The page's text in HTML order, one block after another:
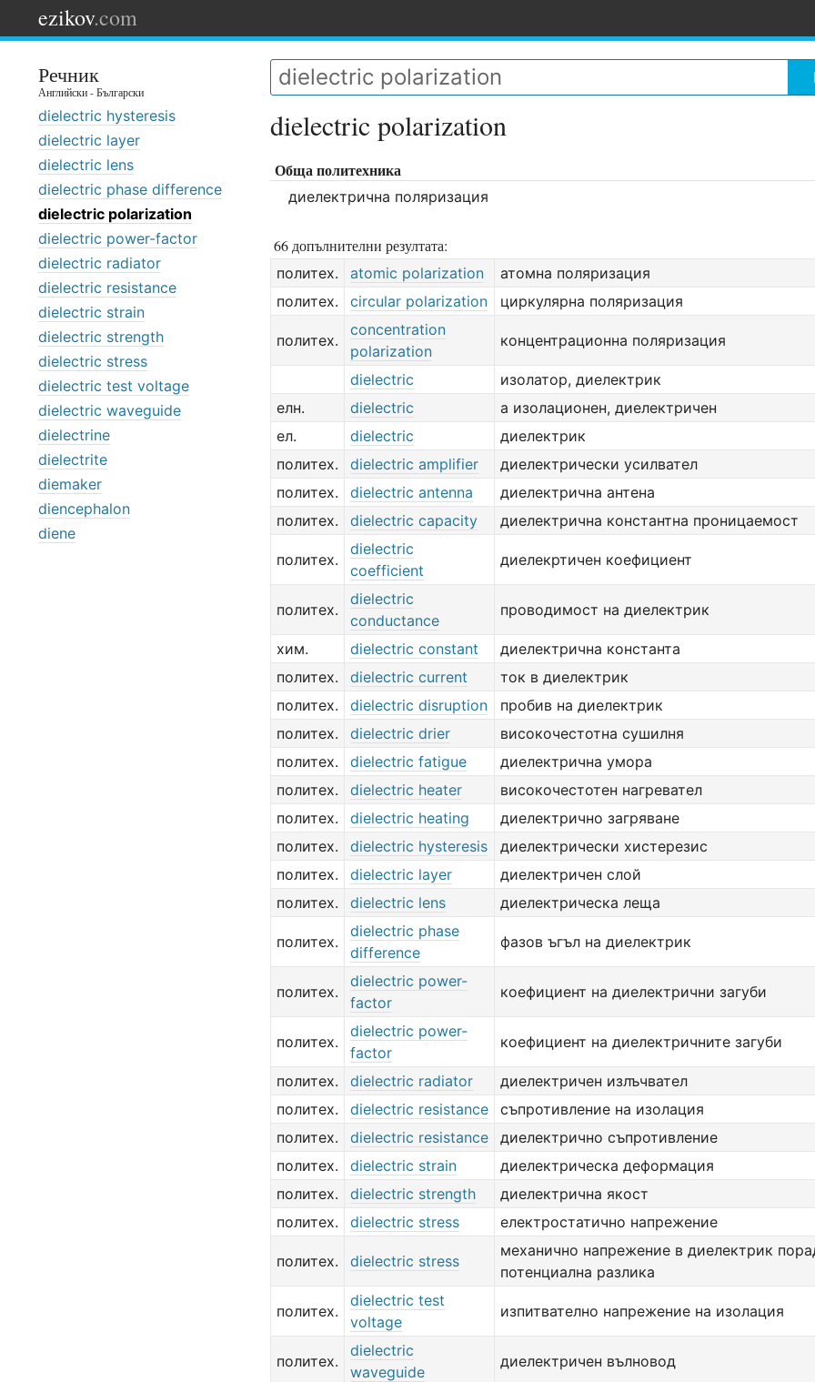
ezikov.com
Речник
Английски - Български
dielectric hysteresis
dielectric layer
dielectric lens
dielectric phase difference
dielectric polarization
dielectric power-factor
dielectric radiator
dielectric resistance
dielectric strain
dielectric strength
dielectric stress
dielectric test voltage
dielectric waveguide
dielectrine
dielectrite
diemaker
diencephalon
diene
dielectric polarization
Обща политехника
диелектрична поляризация
66 допълнителни резултата:
политех. atomic polarization
атомна поляризация
политех.
circular polarization циркулярна поляризация
политех.
concentration
polarization
концентрационна поляризация
dielectric
изолатор, диелектрик
елн.
dielectric
a изолационен, диелектричен
ел.
dielectric
диелектрик
политех.
dielectric amplifier
диелектрически усилвател
политех.
dielectric antenna
диелектрична антена
политех.
dielectric capacity диелектрична константна проницаемост
политех.
dielectric
coefficient
диелекртичен коефициент
политех.
dielectric
conductance
проводимост на диелектрик
хим. dielectric constant
диелектрична константа
политех.
dielectric current
ток в диелектрик
политех.
dielectric disruption
пробив на диелектрик
политех.
dielectric drier
високочестотна сушилня
политех.
dielectric fatigue
диелектрична умора
политех.
dielectric heater
високочестотен нагревател
политех.
dielectric heating
диелектрично загряване
политех.
dielectric hysteresis
диелектрически хистерезис
политех.
dielectric layer
диелектричен слой
политех.
dielectric lens диелектрическа леща
политех.
dielectric phase
difference
фазов ъгъл на диелектрик
политех.
dielectric power-
factor
коефициент на диелектрични загуби
политех.
dielectric power-
factor
коефициент на диелектричните загуби
политех. dielectric radiator
диелектричен излъчвател
политех.
dielectric resistance
съпротивление на изолация
политех.
dielectric resistance
диелектрично съпротивление
политех.
dielectric strain
диелектрическа деформация
политех.
dielectric strength
диелектрична якост
политех.
dielectric stress електростатично напрежение
политех. dielectric stress
механично напрежение в диелектрик
потенциална разлика
политех.
dielectric test
voltage
изпитвателно напрежение на изолация
политех.
dielectric
waveguide
диелектричен вълновод